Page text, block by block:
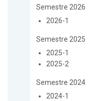
Semestre 2026
2026-1
Semestre 2025
2025-1
2025-2
Semestre 2024
2024-1